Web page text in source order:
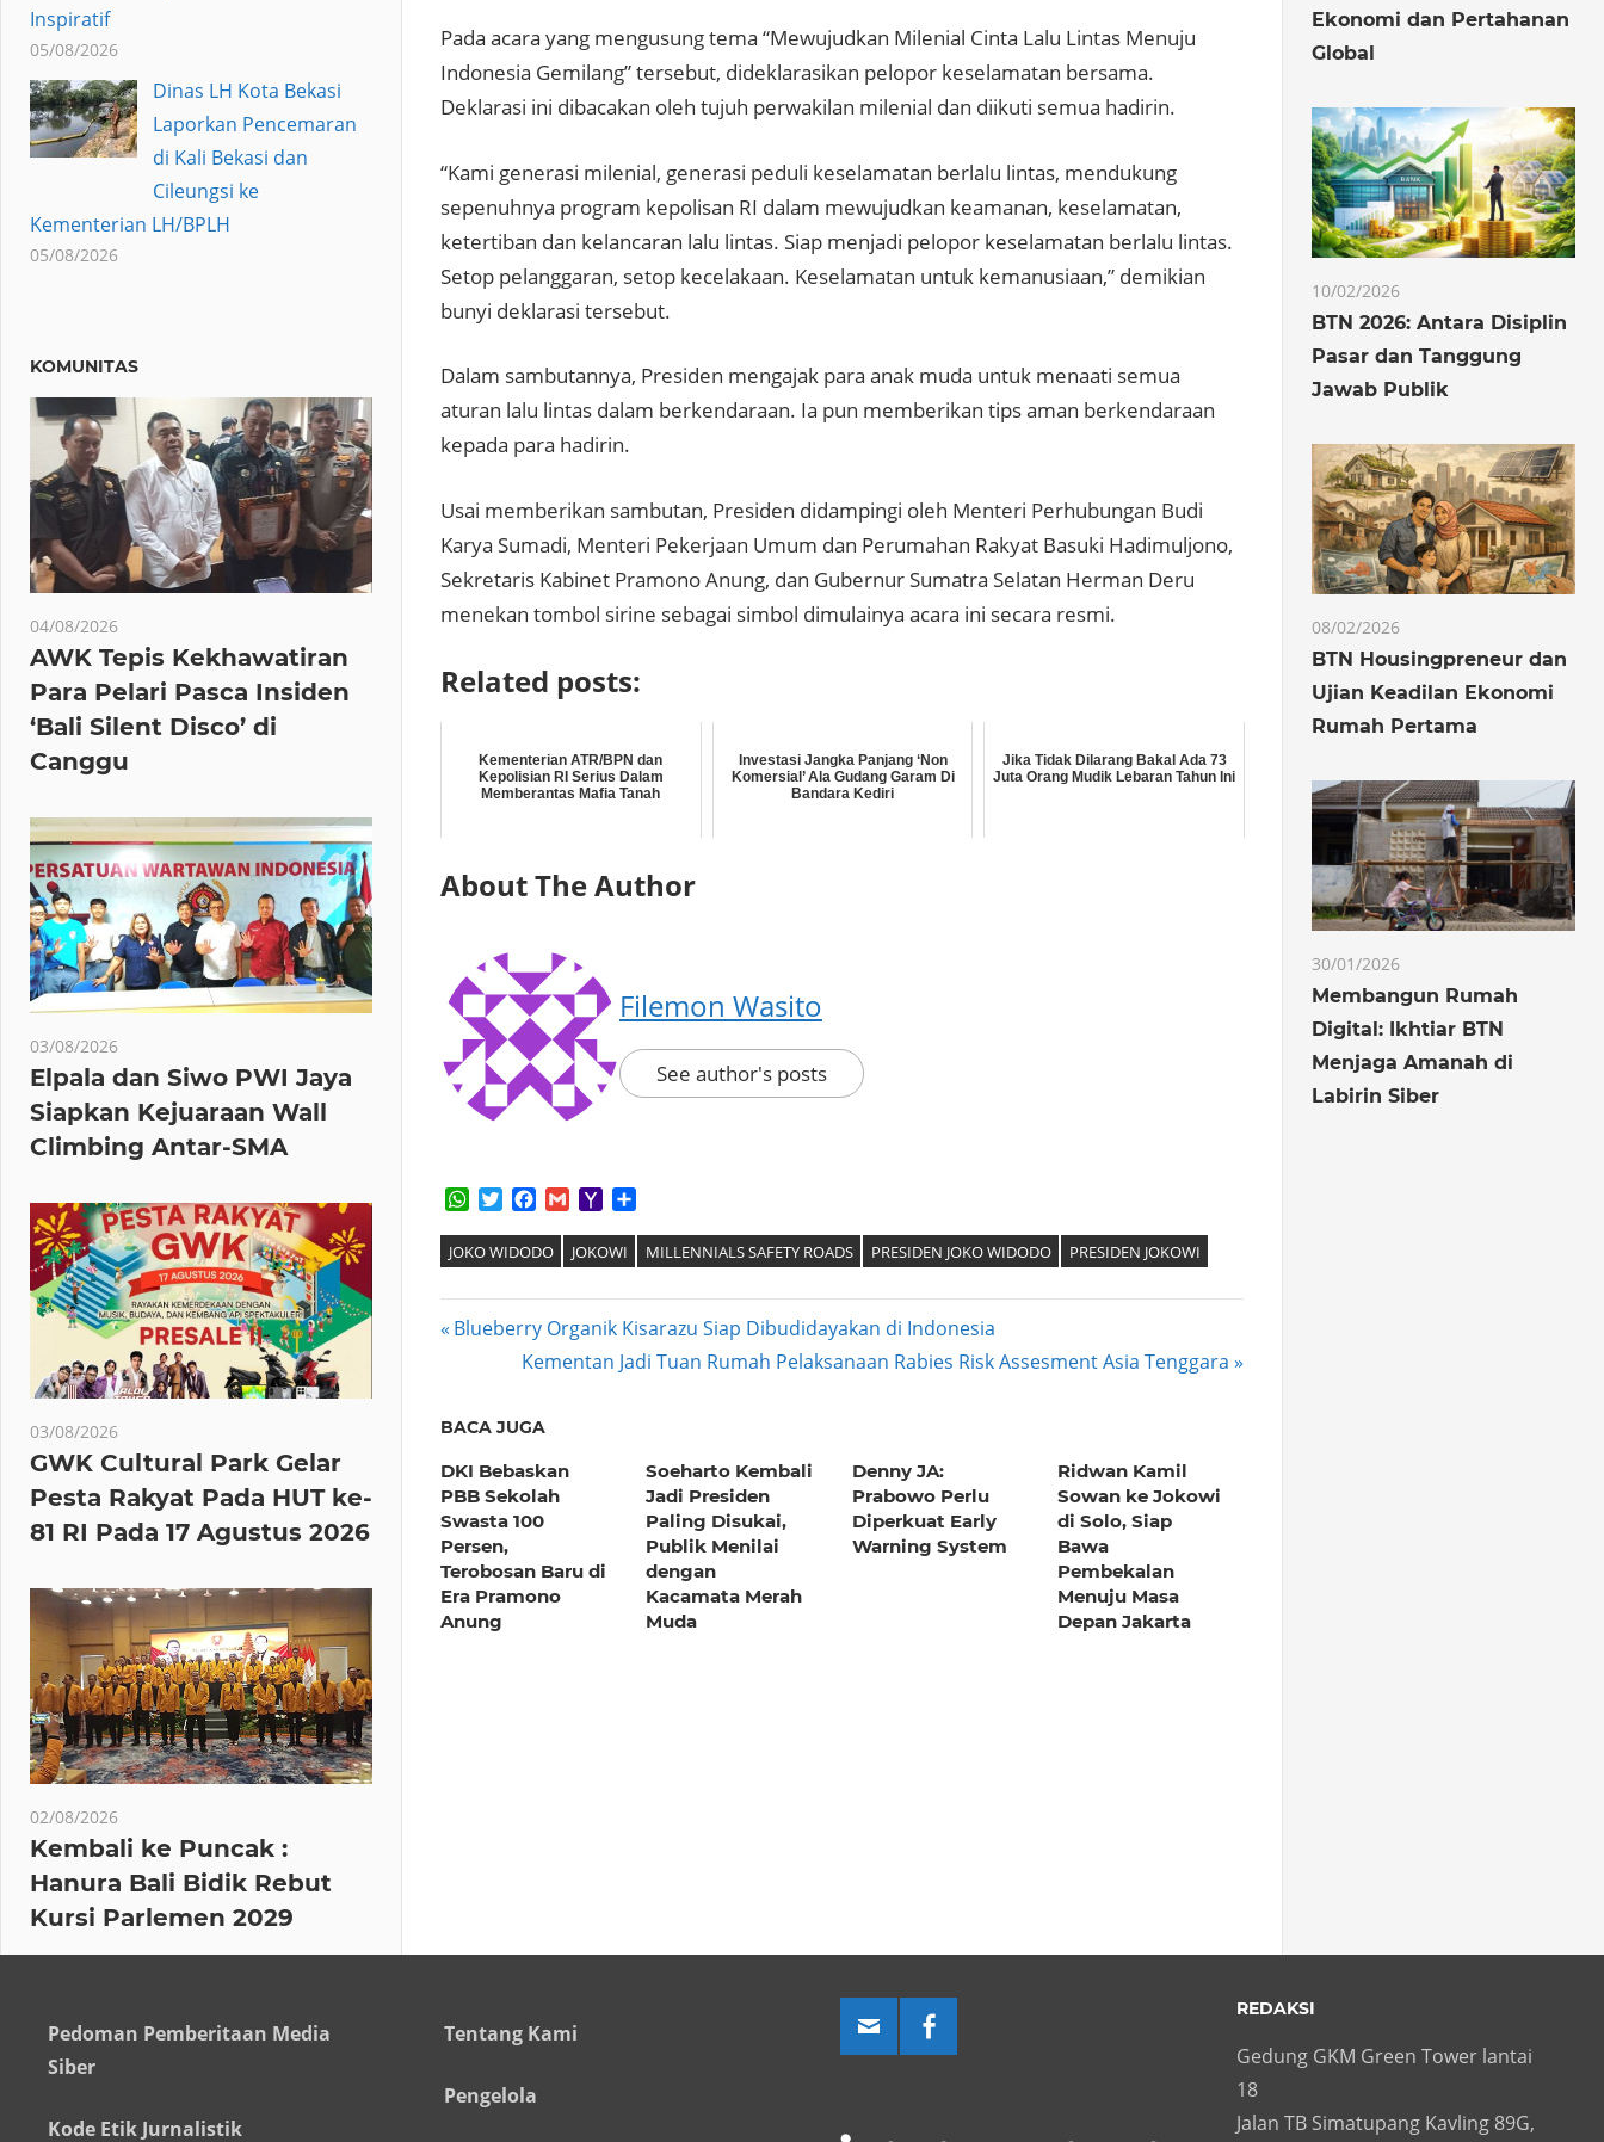
Pada acara yang mengusung tema “Mewujudkan Milenial Cinta Lalu Lintas Menuju
Indonesia Gemilang” tersebut, dideklarasikan pelopor keselamatan bersama.
Deklarasi ini dibacakan oleh tujuh perwakilan milenial dan diikuti semua hadirin.
“Kami generasi milenial, generasi peduli keselamatan berlalu lintas, mendukung
sepenuhnya program kepolisan RI dalam mewujudkan keamanan, keselamatan,
ketertiban dan kelancaran lalu lintas. Siap menjadi pelopor keselamatan berlalu lintas.
Setop pelanggaran, setop kecelakaan. Keselamatan untuk kemanusiaan,” demikian
bunyi deklarasi tersebut.
Dalam sambutannya, Presiden mengajak para anak muda untuk menaati semua
aturan lalu lintas dalam berkendaraan. Ia pun memberikan tips aman berkendaraan
kepada para hadirin.
Usai memberikan sambutan, Presiden didampingi oleh Menteri Perhubungan Budi
Karya Sumadi, Menteri Pekerjaan Umum dan Perumahan Rakyat Basuki Hadimuljono,
Sekretaris Kabinet Pramono Anung, dan Gubernur Sumatra Selatan Herman Deru
menekan tombol sirine sebagai simbol dimulainya acara ini secara resmi.
Related posts:
Kementerian ATR/BPN dan
Kepolisian RI Serius Dalam
Memberantas Mafia Tanah
Investasi Jangka Panjang ‘Non
Komersial’ Ala Gudang Garam Di
Bandara Kediri
Jika Tidak Dilarang Bakal Ada 73
Juta Orang Mudik Lebaran Tahun Ini
About The Author
Filemon Wasito
See author's posts
WhatsApp
TwitterFacebook
GmailYahoo
JOKO WIDODO JOKOWI MILLENNIALS SAFETY ROADS PRESIDEN JOKO WIDODO PRESIDEN JOKOWI
Post
navigation
Previous
Blueberry Organik Kisarazu Siap Dibudidayakan di Indonesia
Next
Kementan Jadi Tuan Rumah Pelaksanaan Rabies Risk Assesment Asia Tenggara
BACA JUGA
DKI Bebaskan
PBB Sekolah
Swasta 100
Persen,
Terobosan Baru di
Era Pramono
Anung
Soeharto Kembali
Jadi Presiden
Paling Disukai,
Publik Menilai
dengan
Kacamata Merah
Muda
Denny JA:
Prabowo Perlu
Diperkuat Early
Warning System
Ridwan Kamil
Sowan ke Jokowi
di Solo, Siap
Bawa
Pembekalan
Menuju Masa
Depan Jakarta
Inspiratif
05/08/2026
Dinas LH Kota Bekasi
Laporkan Pencemaran
di Kali Bekasi dan
Cileungsi ke
Kementerian LH/BPLH
05/08/2026
KOMUNITAS
04/08/2026
AWK Tepis Kekhawatiran
Para Pelari Pasca Insiden
‘Bali Silent Disco’ di
Canggu
03/08/2026
Elpala dan Siwo PWI Jaya
Siapkan Kejuaraan Wall
Climbing Antar-SMA
03/08/2026
GWK Cultural Park Gelar
Pesta Rakyat Pada HUT ke-
81 RI Pada 17 Agustus 2026
02/08/2026
Kembali ke Puncak :
Hanura Bali Bidik Rebut
Kursi Parlemen 2029
Ekonomi dan Pertahanan
Global
10/02/2026
BTN 2026: Antara Disiplin
Pasar dan Tanggung
Jawab Publik
08/02/2026
BTN Housingpreneur dan
Ujian Keadilan Ekonomi
Rumah Pertama
30/01/2026
Membangun Rumah
Digital: Ikhtiar BTN
Menjaga Amanah di
Labirin Siber
Pedoman Pemberitaan Media
Siber
Kode Etik Jurnalistik
Tentang Kami
Pengelola
REDAKSI
Gedung GKM Green Tower lantai
18
Jalan TB Simatupang Kavling 89G,